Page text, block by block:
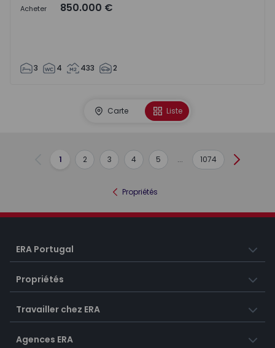
Acheter 850.000 €
3 4 433 2
Carte Liste
Précédent
1 2 3 4 5 ... 1074 Suivant
Propriétés
ERA Portugal
Propriétés
Travailler chez ERA
Agences ERA